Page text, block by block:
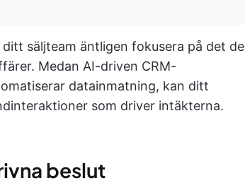
säljteam äntligen fokusera på det de
Medan AI-driven CRM-
datainmatning, kan ditt
som driver intäkterna.
beslut